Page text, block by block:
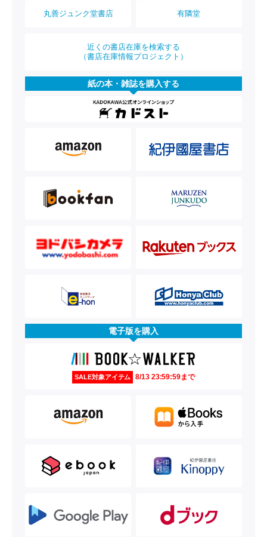
丸善ジュンク堂書店 有隣堂
近くの書店在庫を検索する
（書店在庫情報プロジェクト）
紙の本・雑誌を購入する
電子版を購入
SALE対象アイテム 8/13 23:59:59まで